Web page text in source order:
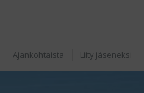
Ajankohtaista Liity jäseneksi